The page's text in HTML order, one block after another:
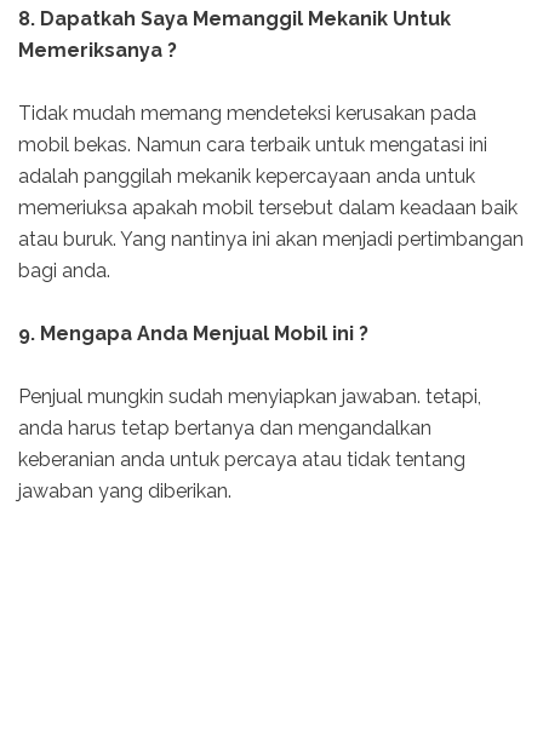
8. Dapatkah Saya Memanggil Mekanik Untuk
Memeriksanya ?
Tidak mudah memang mendeteksi kerusakan pada
mobil bekas. Namun cara terbaik untuk mengatasi ini
adalah panggilah mekanik kepercayaan anda untuk
memeriuksa apakah mobil tersebut dalam keadaan baik
atau buruk. Yang nantinya ini akan menjadi pertimbangan
bagi anda.
9. Mengapa Anda Menjual Mobil ini ?
Penjual mungkin sudah menyiapkan jawaban. tetapi,
anda harus tetap bertanya dan mengandalkan
keberanian anda untuk percaya atau tidak tentang
jawaban yang diberikan.